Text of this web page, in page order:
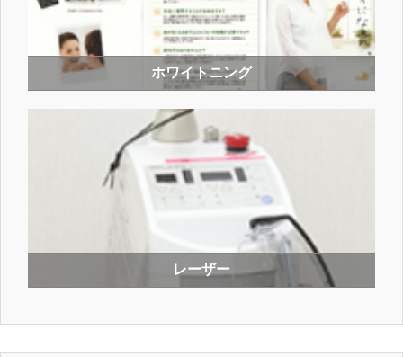
ホワイトニング
レーザー